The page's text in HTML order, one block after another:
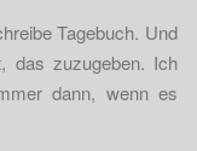
Tagebuch. Und
das zuzugeben. Ich
dann, wenn es